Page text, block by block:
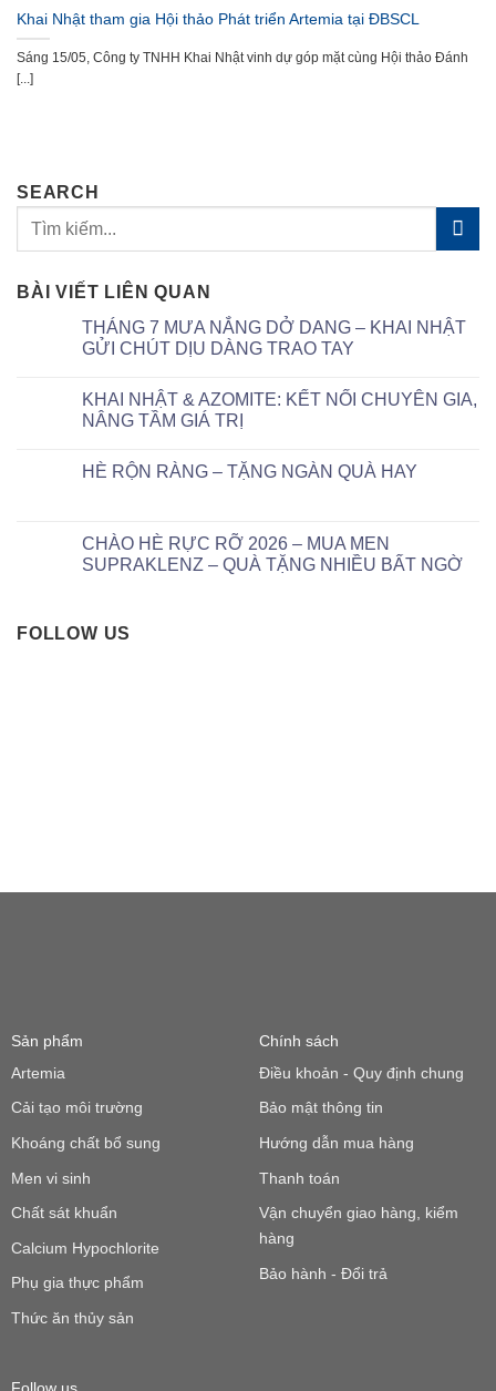
Khai Nhật tham gia Hội thảo Phát triển Artemia tại ĐBSCL
Sáng 15/05, Công ty TNHH Khai Nhật vinh dự góp mặt cùng Hội thảo Đánh
[...]
SEARCH
BÀI VIẾT LIÊN QUAN
THÁNG 7 MƯA NẮNG DỞ DANG – KHAI NHẬT
GỬI CHÚT DỊU DÀNG TRAO TAY
KHAI NHẬT & AZOMITE: KẾT NỐI CHUYÊN GIA,
NÂNG TẦM GIÁ TRỊ
HÈ RỘN RÀNG – TẶNG NGÀN QUÀ HAY
CHÀO HÈ RỰC RỠ 2026 – MUA MEN
SUPRAKLENZ – QUÀ TẶNG NHIỀU BẤT NGỜ
FOLLOW US
Sản phẩm
Artemia
Cải tạo môi trường
Khoáng chất bổ sung
Men vi sinh
Chất sát khuẩn
Calcium Hypochlorite
Phụ gia thực phẩm
Thức ăn thủy sản
Chính sách
Điều khoản - Quy định chung
Bảo mật thông tin
Hướng dẫn mua hàng
Thanh toán
Vận chuyển giao hàng, kiểm
hàng
Bảo hành - Đổi trả